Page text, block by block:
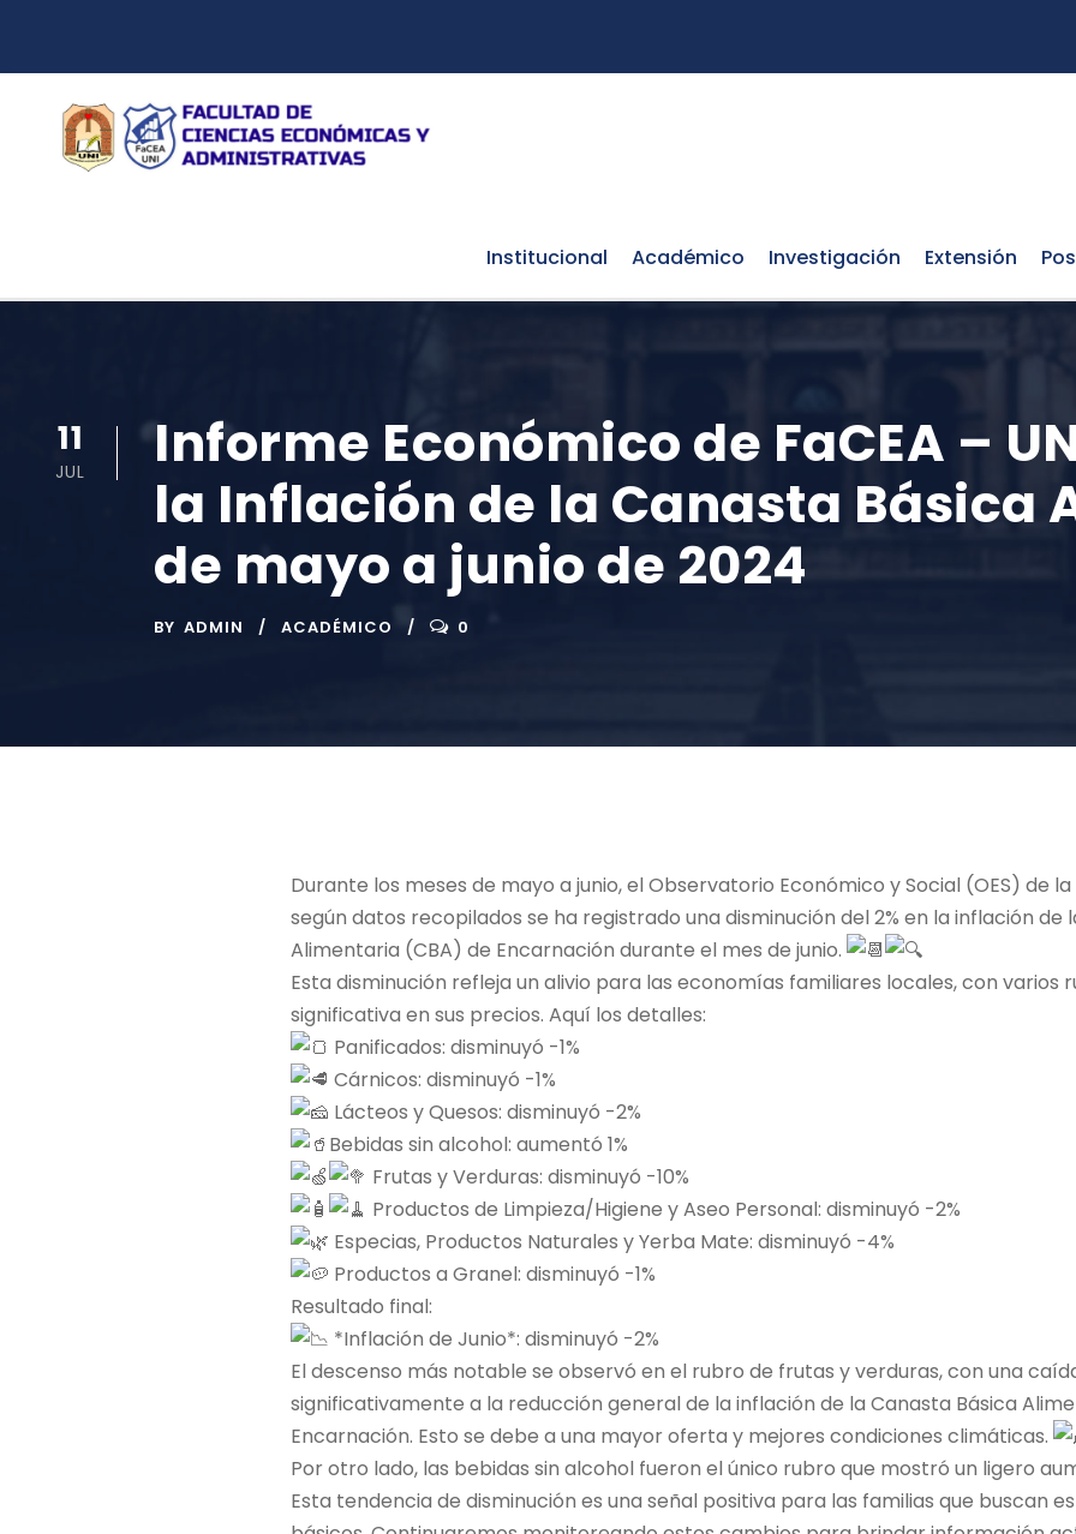
Institucional Académico Investigación Extensión
11
JUL
Informe Económico de FaCEA –
la Inflación de la Canasta Básica
de mayo a junio de 2024
BY ADMIN ACADÉMICO 0
Durante los meses de mayo a junio, el Observatorio Económico y Social (OES) de la
según datos recopilados se ha registrado una disminución del 2% en la inflación de
Alimentaria (CBA) de Encarnación durante el mes de junio.
Esta disminución refleja un alivio para las economías familiares locales, con varios
significativa en sus precios. Aquí los detalles:
Panificados: disminuyó -1%
Cárnicos: disminuyó -1%
Lácteos y Quesos: disminuyó -2%
Bebidas sin alcohol: aumentó 1%
Frutas y Verduras: disminuyó -10%
Productos de Limpieza/Higiene y Aseo Personal: disminuyó -2%
Especias, Productos Naturales y Yerba Mate: disminuyó -4%
Productos a Granel: disminuyó -1%
Resultado final:
*Inflación de Junio*: disminuyó -2%
El descenso más notable se observó en el rubro de frutas y verduras, con una
significativamente a la reducción general de la inflación de la Canasta Básica
Encarnación. Esto se debe a una mayor oferta y mejores condiciones climáticas.
Por otro lado, las bebidas sin alcohol fueron el único rubro que mostró un ligero
Esta tendencia de disminución es una señal positiva para las familias que buscan